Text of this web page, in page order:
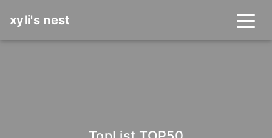
xyli's nest